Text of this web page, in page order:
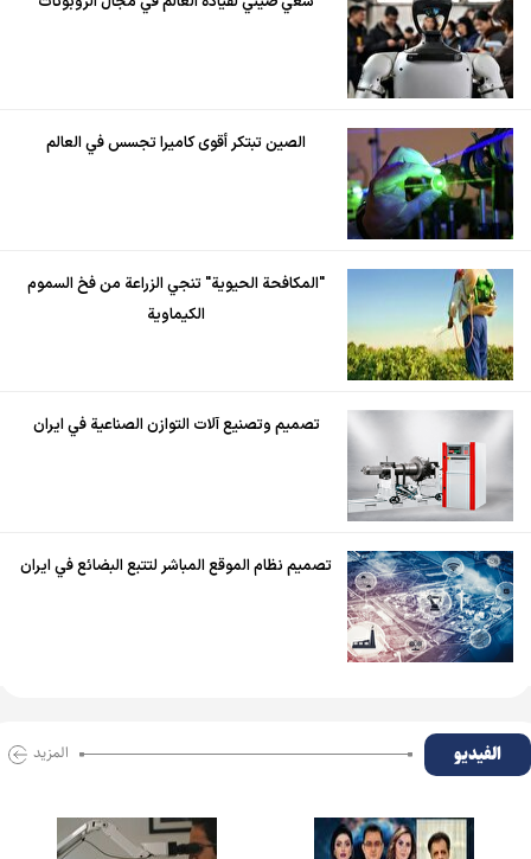
الصين تبتكر أقوى كاميرا تجسس في العالم
"المكافحة الحيوية" تنجي الزراعة من فخ السموم
الكيماوية
تصميم وتصنيع آلات التوازن الصناعية في ايران
تصميم نظام الموقع المباشر لتتبع البضائع في ايران
الفیدیو المزید